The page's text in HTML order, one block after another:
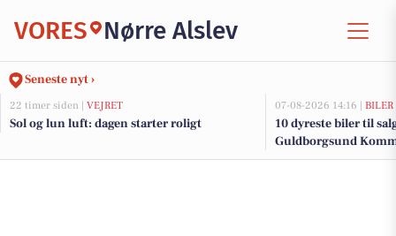
VORES Nørre Alslev
Seneste nyt ›
22 timer siden | VEJRET
Sol og lun luft: dagen starter roligt
07-08-2026 14:16 | BILER
10 dyreste biler til
Guldborgsund